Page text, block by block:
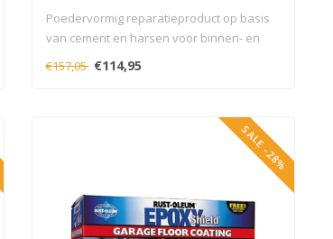
Poedervormig reparatieproduct op basis
van cement en harsen voor binnen- en
€157,05 €114,95
SALE -28%